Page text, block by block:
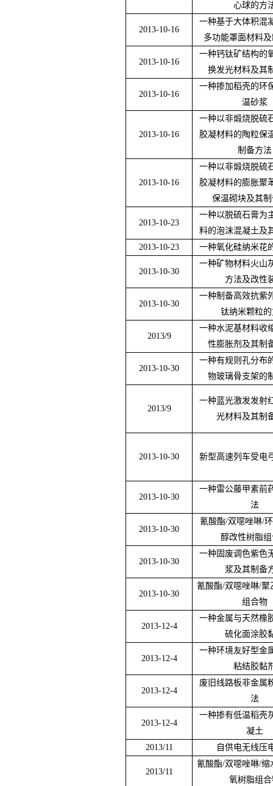
心球的方
2013-10-16
一种基于大体积混
多功能罩面材料
2013-10-16
一种钙钛矿结构的
换发光材料及其
2013-10-16
一种掺加稻壳的环
温砂浆
2013-10-16
一种以非煅烧脱硫
胶凝材料的陶粒保
制备方法
2013-10-16
一种以非煅烧脱硫
胶凝材料的膨胀聚
保温砌块及其
2013-10-23
一种以脱硫石膏为
料的泡沫混凝土及
2013-10-23
一种氧化硅纳米花
2013-10-30
一种矿物材料火山
方法及改性
2013-10-30
一种制备高效抗紫
钛纳米颗粒
2013/9
一种水泥基材料收
性膨胀剂及其制
2013-10-30
一种有规则孔分布
物玻璃骨支架的
2013/9
一种蓝光激发发射
光材料及其制
2013-10-30 新型高速列车受电
2013-10-30
一种雷公藤甲素前
法
2013-10-30
氰酸酯/双噁唑啉/
醇改性树脂
2013-10-30
一种固废调色紫色
浆及其制备
2013-10-30
氰酸酯/双噁唑啉/聚
组合物
2013-12-4
一种金属与天然橡
硫化面涂胶
2013-12-4
一种环境友好型金
粘结胶黏
2013-12-4
废旧线路板非金属
法
2013-12-4
一种掺有低温稻壳
凝土
2013/11
自供电无线压
2013/11
氰酸酯/双噁唑啉/缩
氧树脂组